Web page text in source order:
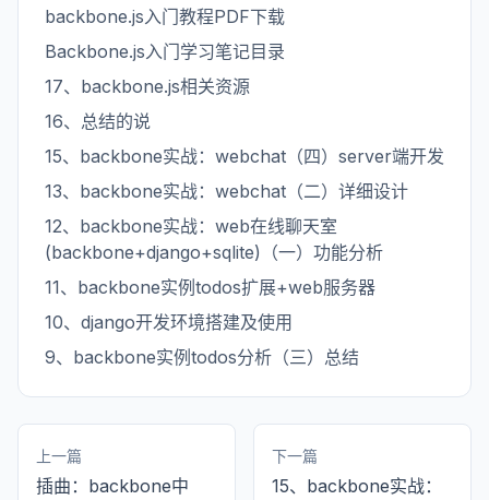
backbone.js入门教程PDF下载
Backbone.js入门学习笔记目录
17、backbone.js相关资源
16、总结的说
15、backbone实战：webchat（四）server端开发
13、backbone实战：webchat（二）详细设计
12、backbone实战：web在线聊天室
(backbone+django+sqlite)（一）功能分析
11、backbone实例todos扩展+web服务器
10、django开发环境搭建及使用
9、backbone实例todos分析（三）总结
上一篇
插曲：backbone中
下一篇
15、backbone实战：